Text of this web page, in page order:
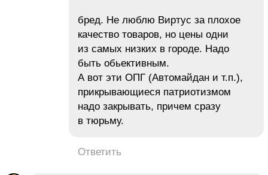
бред. Не люблю Виртус за плохое
качество товаров, но цены одни
из самых низких в городе. Надо
быть обьективным.
А вот эти ОПГ (Автомайдан и т.п.),
прикрывающиеся патриотизмом
надо закрывать, причем сразу
в тюрьму.
Ответить